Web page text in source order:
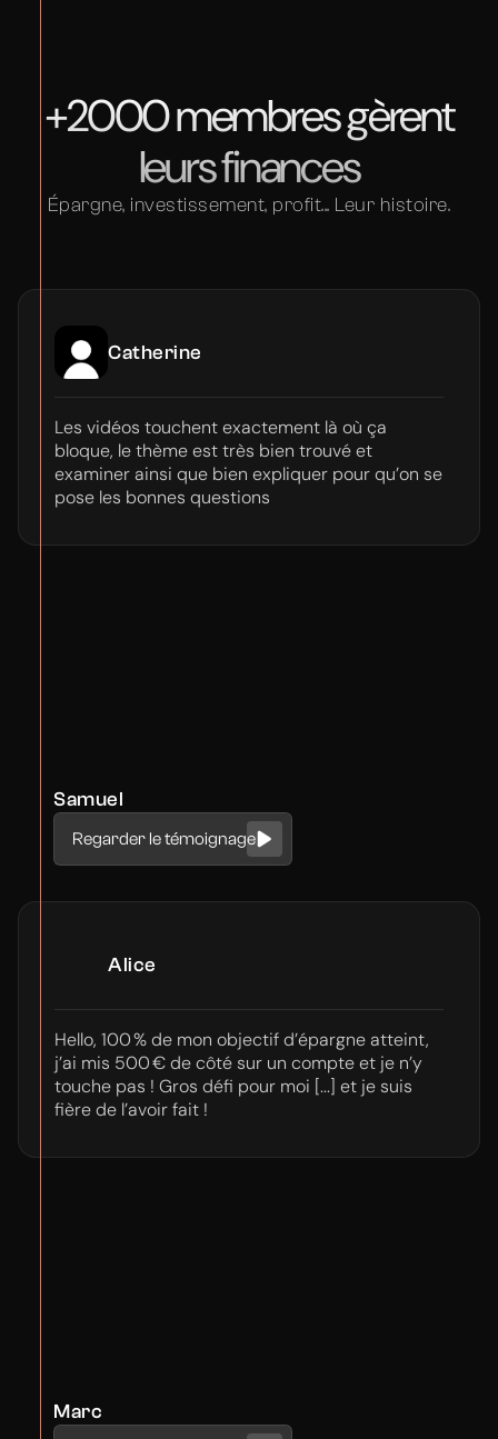
+2000 membres gèrent
leurs finances
Épargne, investissement, profit... Leur histoire.
Catherine
Les vidéos touchent exactement là où ça
bloque, le thème est très bien trouvé et
examiner ainsi que bien expliquer pour qu’on se
pose les bonnes questions
Samuel
Regarder le témoignage
Marc
Alice
Hello, 100 % de mon objectif d’épargne atteint,
j’ai mis 500 € de côté sur un compte et je n’y
touche pas ! Gros défi pour moi [...] et je suis
fière de l’avoir fait !